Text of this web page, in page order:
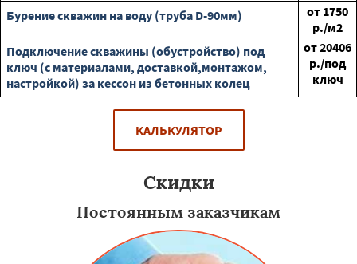
Бурение скважин на воду (труба D-90мм)
от 1750
р./м2
Подключение скважины (обустройство) под
ключ (с материалами, доставкой,монтажом,
настройкой) за кессон из бетонных колец
от20406
р./под
ключ
КАЛЬКУЛЯТОР
Скидки
Постоянным заказчикам